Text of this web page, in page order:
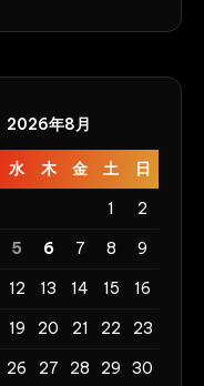
2026年8月
水 木 金 土
日
1
2
5 6 7 8
9
12 13 14 15
16
19 20 21 22
23
26 27 28 29 30